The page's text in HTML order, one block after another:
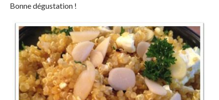
Bonne dégustation !